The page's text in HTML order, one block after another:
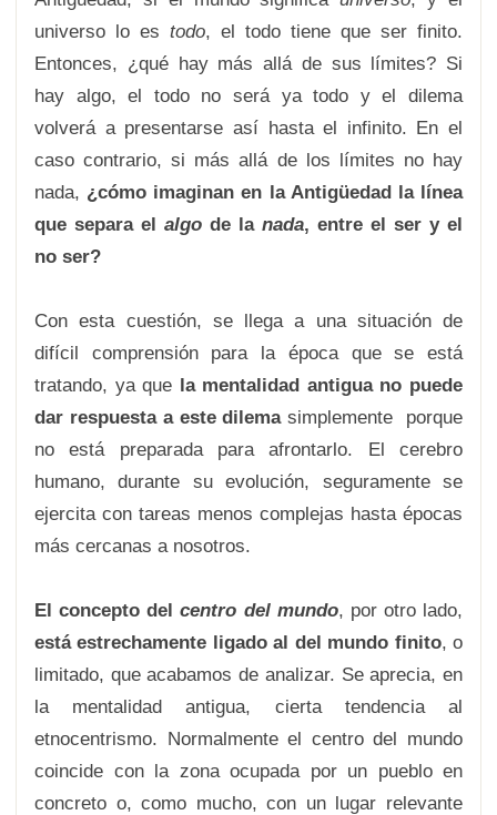
universo lo es todo, el todo tiene que ser finito.
Entonces, ¿qué hay más allá de sus límites? Si
hay algo, el todo no será ya todo y el dilema
volverá a presentarse así hasta el infinito. En el
caso contrario, si más allá de los límites no hay
nada, ¿cómo imaginan en la Antigüedad la línea
que separa el algo de la nada, entre el ser y el
no ser?
Con esta cuestión, se llega a una situación de
difícil comprensión para la época que se está
tratando, ya que la mentalidad antigua no puede
dar respuesta a este dilemasimplemente porque
no está preparada para afrontarlo. El cerebro
humano, durante su evolución, seguramente se
ejercita con tareas menos complejas hasta épocas
más cercanas a nosotros.
El concepto delcentro del mundo, por otro lado,
está estrechamente ligado al del mundo finito, o
limitado, que acabamos de analizar. Se aprecia, en
la mentalidad antigua, cierta tendencia al
etnocentrismo. Normalmente el centro del mundo
coincide con la zona ocupada por un pueblo en
concreto o, como mucho, con un lugar relevante